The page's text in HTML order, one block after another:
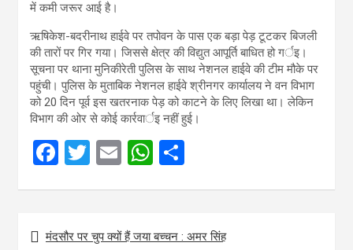
में कमी जरूर आई है।
ऋषिकेश-बदरीनाथ हाईवे पर तपोवन के पास एक बड़ा पेड़ टूटकर बिजली
की तारों पर गिर गया। जिससे क्षेत्र की विद्युत आपूर्ति बाधित हो गर्इ।
सूचना पर थाना मुनिकीरेती पुलिस के साथ नेशनल हाईवे की टीम मौके पर
पहुंची। पुलिस के मुताबिक नेशनल हाईवे श्रीनगर कार्यालय ने वन विभाग
को 20 दिन पूर्व इस खतरनाक पेड़ को काटने के लिए लिखा था। लेकिन
विभाग की ओर से कोई कार्रवार्इ नहीं हुई।
F
b
T
er
E
W
s
e
Post
मंदसौर पर चुप क्यों हैं जया बच्‍चन : अमर सिंह